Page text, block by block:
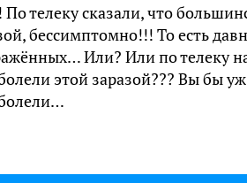
По телеку сказали, что
бессимптомно!!! То есть
Или? Или по телеку
этой заразой??? Вы бы